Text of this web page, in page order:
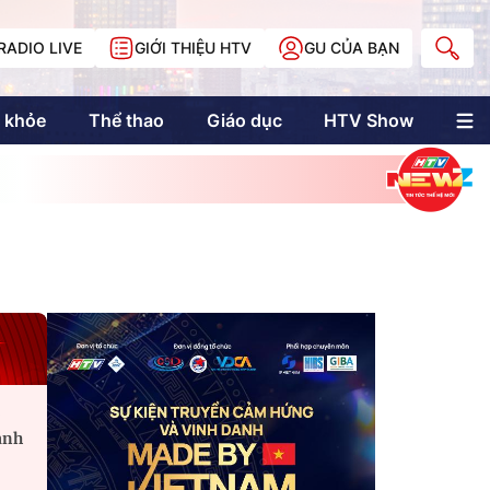
LIVE GIỚI THIỆU HTV GU CỦA BẠN
khỏe Thể thao Giáo dục HTV Show
Multimedia
Multiform
Các trang liên kết